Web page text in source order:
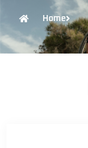
Home